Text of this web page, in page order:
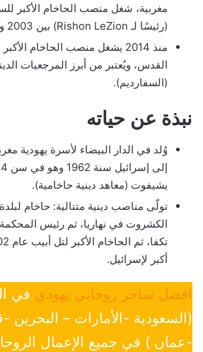
مغربية، شغل منصب الحاخام الأكبر
(رئيسًا لـ Rishon LeZion) بين 2003 و2013.
منذ 2014 يشغل منصب الحاخام
القدس، ويُعتبر من أبرز المرجعيات
(السفارديم).
نبذة عن حياته
وُلد في الدار البيضاء لأسرة يهودية
يشيفوت (معاهد دينية حاخامية).
تولّى مناصب دينية متتالية: حاخام
الكشروت في نهاريا، ثم رئيس المحكمة
أكبر لإسرائيل.
افضل ساحر روحاني يهودي في
(السعودية -الأمارات –
-عمان ) في جميع الإعمال